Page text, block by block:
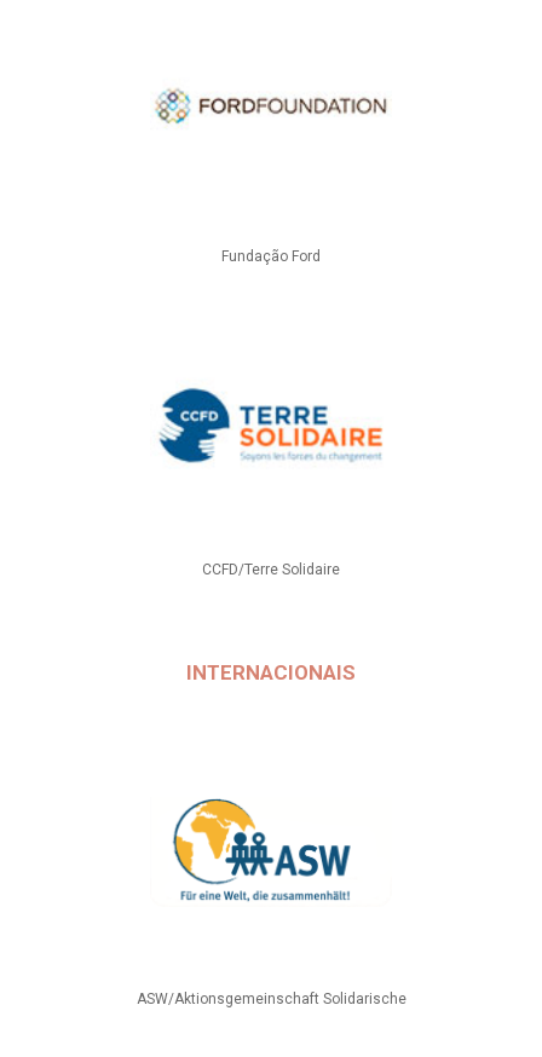
Fundação Ford
CCFD/Terre Solidaire
INTERNACIONAIS
ASW/Aktionsgemeinschaft Solidarische